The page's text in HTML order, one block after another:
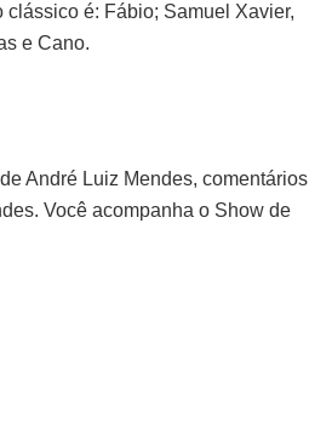
é: Fábio; Samuel Xavier,
e Cano.
André Luiz Mendes, comentários
Você acompanha o Show de